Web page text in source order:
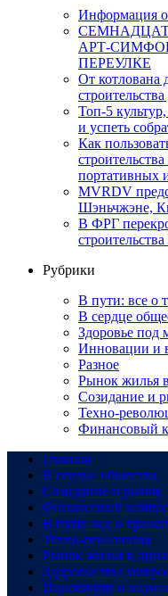
Информация о
АРТ-
ПЕРЕУЛКЕ
От котлована
Топ-5
и успеть
Как
портативных
MVRDV
Шэньчжэне,
В ФРГ
Рубрики
В пути: все о
В сердце
Здоровье под
Инновации и
Разное
Рынок жилья
Созидание и
Техно-
Финансовый
Главная
В сердце общества
Созидание и рынок
Финансовый компас
В пути: все о
Техно-революция
Рынок жилья в
Здоровье под
Инновации и